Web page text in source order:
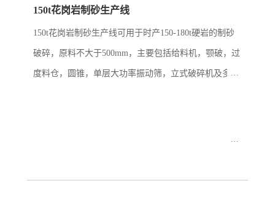
150t花岗岩制砂生产线
150t花岗岩制砂生产线可用于时产150-180t硬岩的制砂
破碎，原料不大于500mm，主要包括给料机，颚破，过
度料仓，圆锥，单层大功率振动筛，立式破碎机及多层